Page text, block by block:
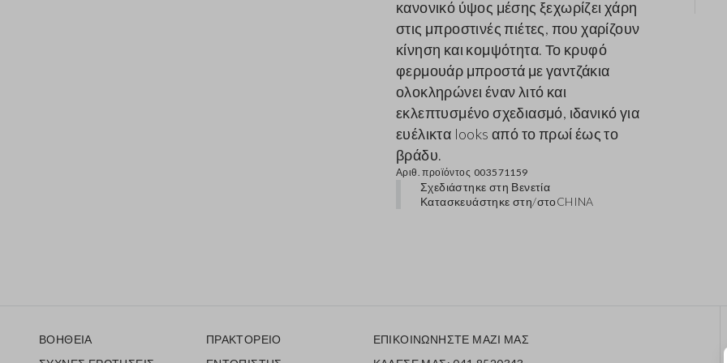
κανονικό ύψος μέσης ξεχωρίζει χάρη
στις μπροστινές πιέτες, που χαρίζουν
κίνηση και κομψότητα. Το κρυφό
φερμουάρ μπροστά με γαντζάκια
ολοκληρώνει έναν λιτό και
εκλεπτυσμένο σχεδιασμό, ιδανικό για
ευέλικτα looks από το πρωί έως το
βράδυ.
Αριθ. προϊόντος 003571159
Σχεδιάστηκε στη Βενετία
Κατασκευάστηκε στη/στοCHINA
ΒΟΗΘΕΙΑ
ΠΡΑΚΤΟΡΕΙΟ
ΕΠΙΚΟΙΝΩΝΗΣΤΕ ΜΑΖΙ ΜΑΣ